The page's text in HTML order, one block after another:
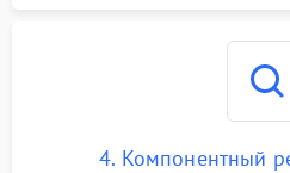
4. Компонентный